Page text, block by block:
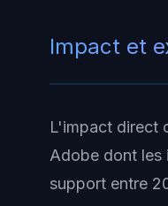
Impact et
L'impact direct
Adobe dont les
support entre